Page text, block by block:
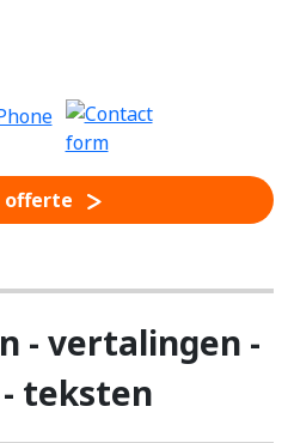
offerte
- vertalingen -
teksten